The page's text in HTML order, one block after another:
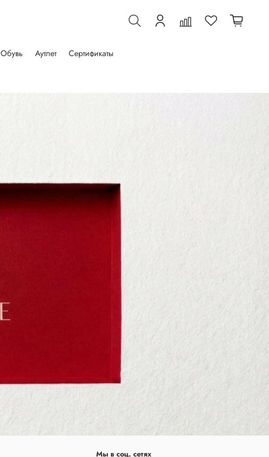
Обувь Аутлет Сертификаты
Мы в соц. сетях